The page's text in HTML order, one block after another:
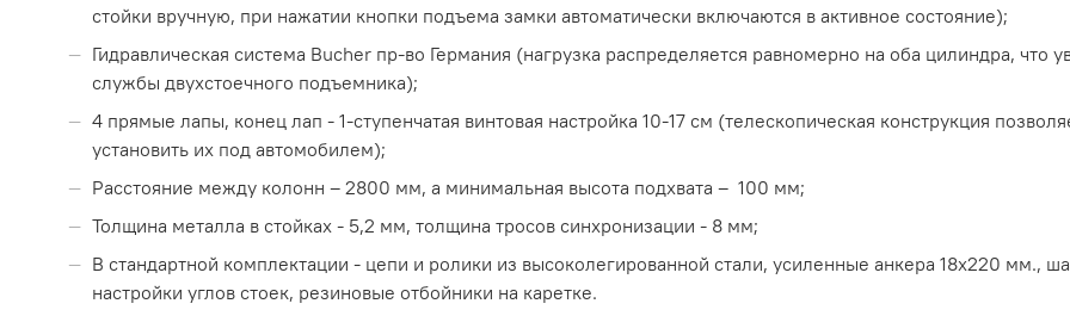
стойки вручную, при нажатии кнопки подъема замки автоматически включаются в активное состояние);
Гидравлическая система Bucher пр-во Германия (нагрузка распределяется равномерно на оба цилиндра, что
службы двухстоечного подъемника);
4 прямые лапы, конец лап - 1-ступенчатая винтовая настройка 10-17 см (телескопическая конструкция
установить их под автомобилем);
Расстояние между колонн – 2800 мм, а минимальная высота подхвата – 100 мм;
Толщина металла в стойках - 5,2 мм, толщина тросов синхронизации - 8 мм;
В стандартной комплектации - цепи и ролики из высоколегированной стали, усиленные анкера 18x220 мм.,
настройки углов стоек, резиновые отбойники на каретке.